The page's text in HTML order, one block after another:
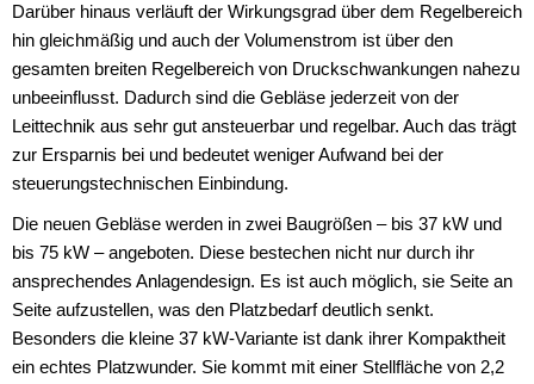
Darüber hinaus verläuft der Wirkungsgrad über dem Regelbereich
hin gleichmäßig und auch der Volumenstrom ist über den
gesamten breiten Regelbereich von Druckschwankungen nahezu
unbeeinflusst. Dadurch sind die Gebläse jederzeit von der
Leittechnik aus sehr gut ansteuerbar und regelbar. Auch das trägt
zur Ersparnis bei und bedeutet weniger Aufwand bei der
steuerungstechnischen Einbindung.
Die neuen Gebläse werden in zwei Baugrößen – bis 37 kW und
bis 75 kW – angeboten. Diese bestechen nicht nur durch ihr
ansprechendes Anlagendesign. Es ist auch möglich, sie Seite an
Seite aufzustellen, was den Platzbedarf deutlich senkt.
Besonders die kleine 37 kW-Variante ist dank ihrer Kompaktheit
ein echtes Platzwunder. Sie kommt mit einer Stellfläche von 2,2